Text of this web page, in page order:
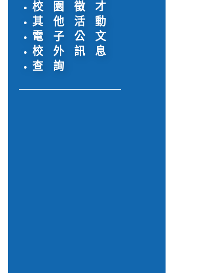
校 園 徵 才
其 他 活 動
電 子 公 文
校 外 訊 息
查 詢